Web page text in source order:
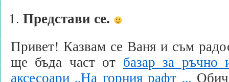
Представи се.
Привет! Казвам се Ваня и съм
ще бъда част от базар за ръчно
аксесоари „На горния рафт „.